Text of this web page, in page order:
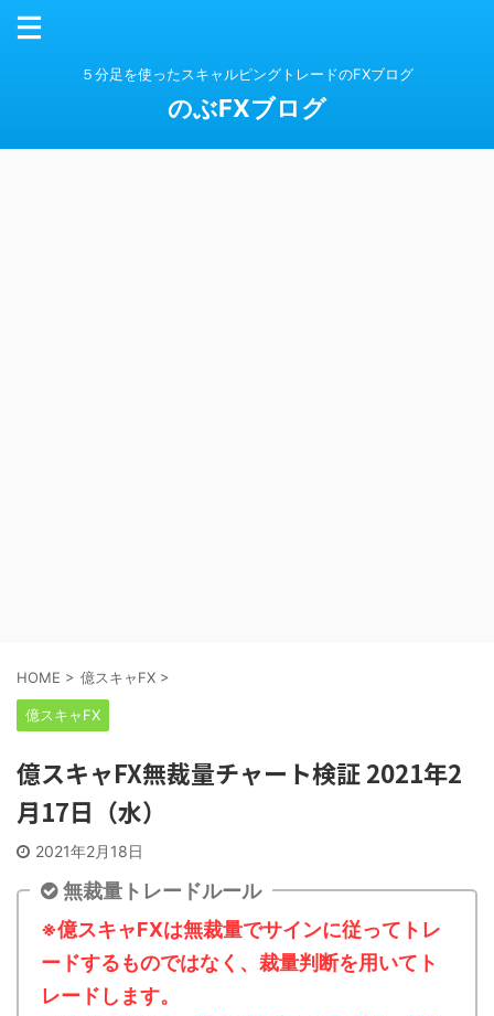
５分足を使ったスキャルピングトレードのFXブログ
のぶFXブログ
HOME > 億スキャFX >
億スキャFX
億スキャFX無裁量チャート検証 2021年2
月17日（水）
2021年2月18日
無裁量トレードルール
※億スキャFXは無裁量でサインに従ってトレ
ードするものではなく、裁量判断を用いてト
レードします。